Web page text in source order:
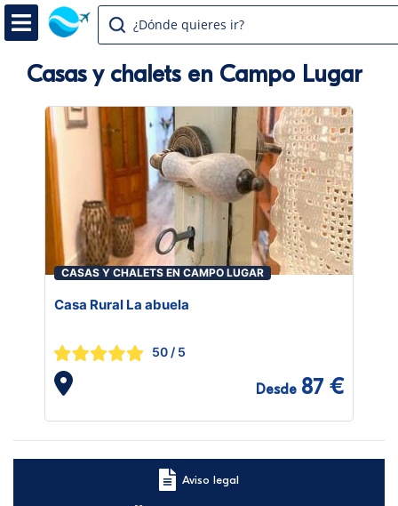
¿Dónde quieres ir?
Casas y chalets en Campo Lugar
CASAS Y CHALETS EN CAMPO LUGAR
Casa Rural La abuela
50 / 5
Desde 87 €
Aviso legal